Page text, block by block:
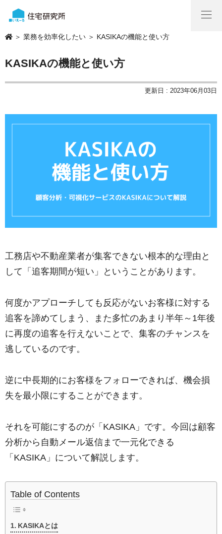
＞ 業務を効率化したい ＞ KASIKAの機能と使い方
KASIKAの機能と使い方
更新日 : 2023年06月03日
工務店や不動産業者が集客できない根本的な理由と
して「追客期間が短い」ということがあります。
何度かアプローチしても反応がないお客様に対する
追客を諦めてしまう、また多忙のあまり半年～1年後
に再度の追客を行えないことで、集客のチャンスを
逃しているのです。
逆に中長期的にお客様をフォローできれば、機会損
失を最小限にすることができます。
それを可能にするのが「KASIKA」です。今回は顧客
分析から自動メール返信まで一元化できる
「KASIKA」について解説します。
Table of Contents
KASIKAとは